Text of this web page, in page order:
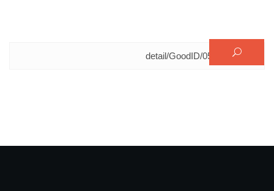
البحث عن: